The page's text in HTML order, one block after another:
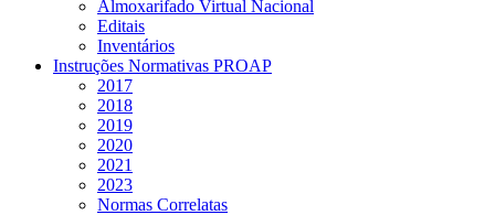
Almoxarifado Virtual Nacional
Editais
Inventários
Instruções Normativas PROAP
2017
2018
2019
2020
2021
2023
Normas Correlatas